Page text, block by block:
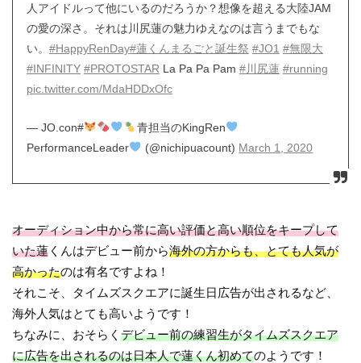
人アイドルって他にいるのだろうか？想像を超える大陸JAM
の愛の深さ。それは川尻蓮の魅力ゆえなのは言うまでもな
い。 #HappyRenDay#蓮くんまるごと誕生祭 #JO1 #無限大
#INFINITY #PROTOSTAR La Pa Pa Pam #川尻蓮 #running
pic.twitter.com/MdaHDDxOfc
— JO.con#
青担当のKingRen
PerformanceLeader
(@nichipuacount) March 1, 2020
オーディション中から常に高い評価と高い順位をキープして
いた蓮 くんはデビュー前から海外の方からも、とても人気が
高かったのは有名ですよね！
それこそ、タイムズスクエアに誕生日広告が出されるなど、
海外人気はとても高いようです！
ちなみに、おそらくデビュー前の練習生がタイムズスクエア
に広告を出されるのは日本人で蓮くん初めてのようです！